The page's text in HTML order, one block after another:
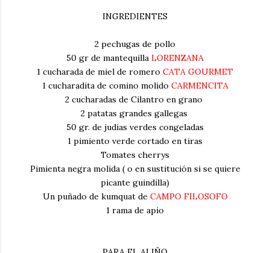
INGREDIENTES
2 pechugas de pollo
50 gr de mantequilla LORENZANA
1 cucharada de miel de romero CATA GOURMET
1 cucharadita de comino molido CARMENCITA
2 cucharadas de Cilantro en grano
2 patatas grandes gallegas
50 gr. de judias verdes congeladas
1 pimiento verde cortado en tiras
Tomates cherrys
Pimienta negra molida ( o en sustitución si se quiere
picante guindilla)
Un puñado de kumquat de CAMPO FILOSOFO
1 rama de apio